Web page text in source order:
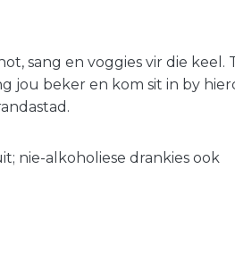
sang en voggies vir die keel.
jou beker en kom sit in by
nie-alkoholiese drankies ook